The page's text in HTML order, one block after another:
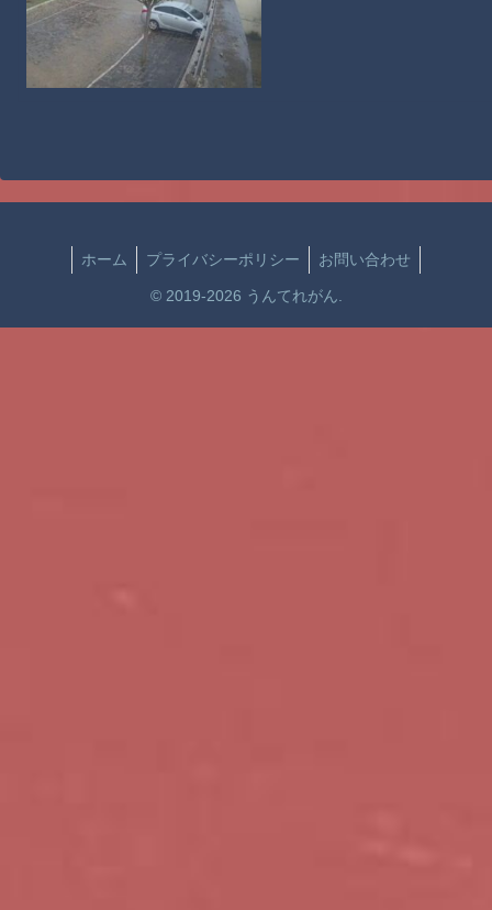
ホーム プライバシーポリシー お問い合わせ
© 2019-2026 うんてれがん.